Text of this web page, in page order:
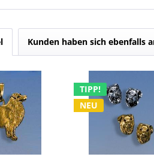
Kunden haben sich ebenfalls
TIPP!
NEU